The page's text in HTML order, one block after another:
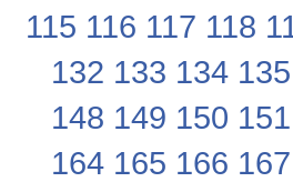
115 116 117 118
132 133 134 135
148 149 150 151
164 165 166 167